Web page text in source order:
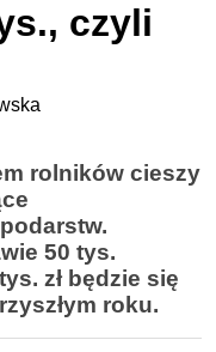
czyli
rolników cieszy
50 tys.
zł będzie się
roku.